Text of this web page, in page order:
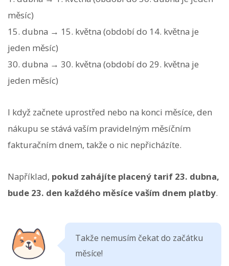
měsíc)
15. dubna → 15. května (období do 14. května je
jeden měsíc)
30. dubna → 30. května (období do 29. května je
jeden měsíc)
I když začnete uprostřed nebo na konci měsíce, den
nákupu se stává vaším pravidelným měsíčním
fakturačním dnem, takže o nic nepřicházíte.
Například, pokud zahájíte placený tarif 23. dubna,
bude 23. den každého měsíce vaším dnem platby.
Takže nemusím čekat do začátku
měsíce!